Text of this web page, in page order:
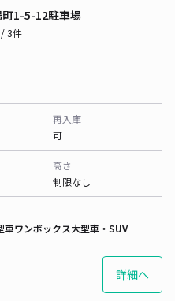
1-5-12駐車場
/ 3件
再入庫
可
高さ
制限なし
車ワンボックス大型車・SUV
詳細へ